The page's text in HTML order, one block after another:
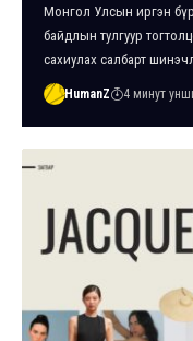
Монгол Улсын иргэн
байдлын тулгуур
сахиулах салбарт
HumanZ 4 минут